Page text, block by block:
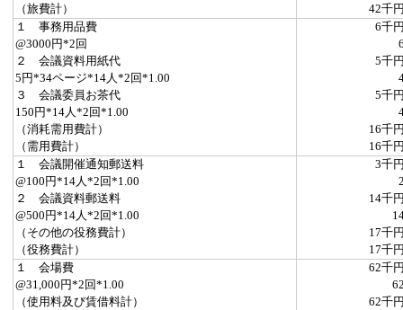
（旅費計）
42千
１ 事務用品費
6千
@3000円*2回
２ 会議資料用紙代
5千
5円*34ページ*14人*2回*1.00
３ 会議委員お茶代
5千
150円*14人*2回*1.00
（消耗需用費計）
16千
（需用費計）
16千
１ 会議開催通知郵送料
3千
@100円*14人*2回*1.00
２ 会議資料郵送料
14千
@500円*14人*2回*1.00
（その他の役務費計）
17千
（役務費計）
17千
１ 会場費
62千
@31,000円*2回*1.00
（使用料及び賃借料計）
62千